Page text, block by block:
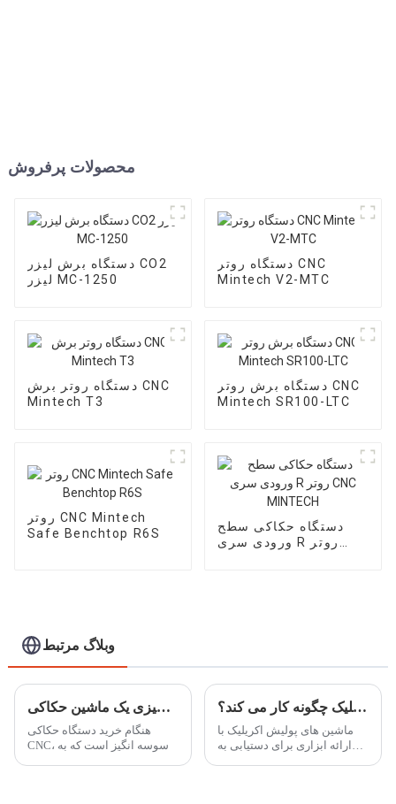
محصولات پرفروش
دستگاه برش لیزر CO2
لیزر MC-1250
دستگاه روتر CNC
Mintech V2-MTC
دستگاه روتر برش CNC
Mintech T3
دستگاه برش روتر CNC
Mintech SR100-LTC
روتر CNC Mintech
Safe Benchtop R6S
دستگاه حکاکی سطح
ورودی سری R روتر
وبلاگ مرتبط
چه چیزی یک ماشین حکاکی CNC را واقعا مقرون به صرفه می کند؟
هنگام خرید دستگاه حکاکی
CNC، وسوسه انگیز است که به
دستگاه پولیش الماس اکریلیک چگونه کار می کند؟
ماشین های پولیش اکریلیک با
ارائه ابزاری برای دستیابی به